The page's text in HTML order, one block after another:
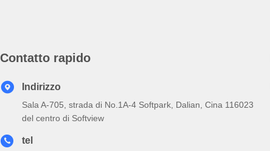
Contatto rapido
Indirizzo
Sala A-705, strada di No.1A-4 Softpark, Dalian, Cina 116023
del centro di Softview
tel